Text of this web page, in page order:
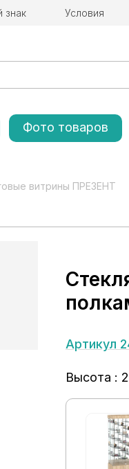
знак Условия
Фото товаров
витрины ПРЕЗЕНТ
Артикул
Высота :